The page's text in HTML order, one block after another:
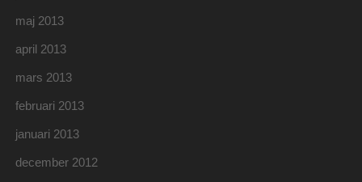
maj 2013
april 2013
mars 2013
februari 2013
januari 2013
december 2012